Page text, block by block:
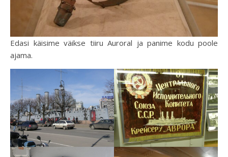
Edasi käisime väikse tiiru Auroral ja panime kodu poole
ajama.